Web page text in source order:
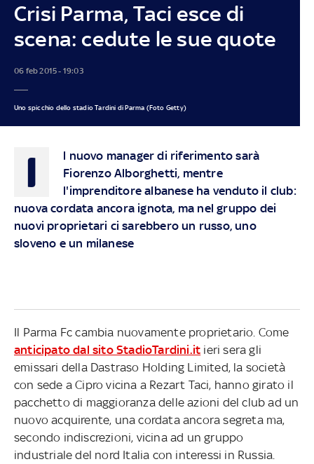
Crisi Parma, Taci esce di
scena: cedute le sue quote
06 feb 2015 - 19:03
Uno spicchio dello stadio Tardini di Parma (Foto Getty)
I
l nuovo manager di riferimento sarà
Fiorenzo Alborghetti, mentre
l'imprenditore albanese ha venduto il club:
nuova cordata ancora ignota, ma nel gruppo dei
nuovi proprietari ci sarebbero un russo, uno
sloveno e un milanese
Il Parma Fc cambia nuovamente proprietario. Come
anticipato dal sito StadioTardini.it ieri sera gli
emissari della Dastraso Holding Limited, la società
con sede a Cipro vicina a Rezart Taci, hanno girato il
pacchetto di maggioranza delle azioni del club ad un
nuovo acquirente, una cordata ancora segreta ma,
secondo indiscrezioni, vicina ad un gruppo
industriale del nord Italia con interessi in Russia.